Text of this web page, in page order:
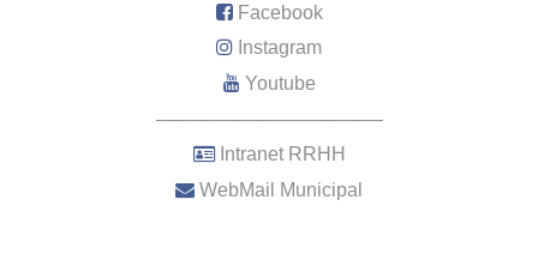
Facebook
Instagram
Youtube
–––––––––––––––––––––
Intranet RRHH
WebMail Municipal